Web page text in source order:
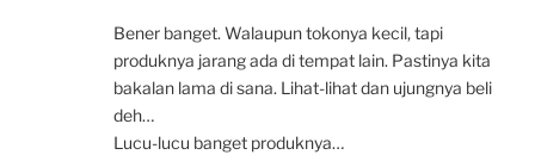
Bener banget. Walaupun tokonya kecil, tapi
produknya jarang ada di tempat lain. Pastinya kita
bakalan lama di sana. Lihat-lihat dan ujungnya beli
deh…
Lucu-lucu banget produknya…